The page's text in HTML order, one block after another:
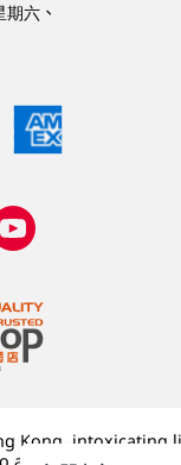
六、
Kong, intoxicating